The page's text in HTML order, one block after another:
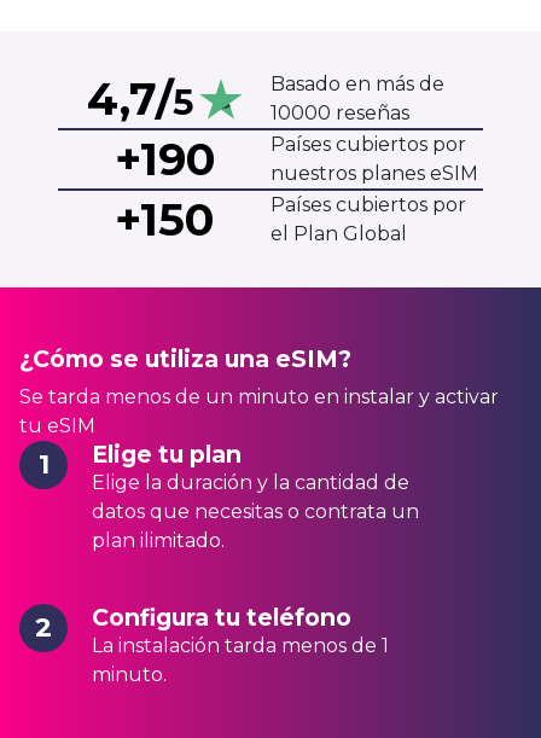
4,7/5
Basado en más de
10000 reseñas
+190
Países cubiertos por
nuestros planes eSIM
+150
Países cubiertos por
el Plan Global
¿Cómo se utiliza una eSIM?
Se tarda menos de un minuto en instalar y activar
tu eSIM
1 Elige tu plan
Elige la duración y la cantidad de
datos que necesitas o contrata un
plan ilimitado.
2 Configura tu teléfono
La instalación tarda menos de 1
minuto.